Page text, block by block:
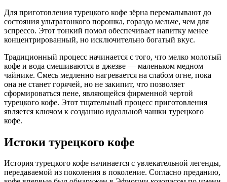
Для приготовления турецкого кофе зёрна перемалывают до
состояния ультратонкого порошка, гораздо мельче, чем для
эспрессо. Этот тонкий помол обеспечивает напитку менее
концентрированный, но исключительно богатый вкус.
Традиционный процесс начинается с того, что мелко молотый
кофе и вода смешиваются в джезве — маленьком медном
чайнике. Смесь медленно нагревается на слабом огне, пока
она не станет горячей, но не закипит, что позволяет
сформироваться пене, являющейся фирменной чертой
турецкого кофе. Этот тщательный процесс приготовления
является ключом к созданию идеальной чашки турецкого
кофе.
Истоки турецкого кофе
История турецкого кофе начинается с увлекательной легенды,
передаваемой из поколения в поколение. Согласно преданию,